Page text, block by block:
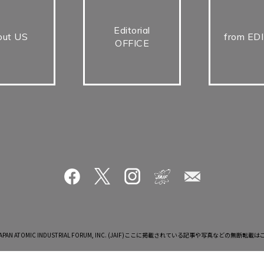
US
Editorial
OFFICE
from
ATOMIC INDUSTRIAL FORUM, INC. (JAIF)ここに掲載されている記事や写真などの無断転載は